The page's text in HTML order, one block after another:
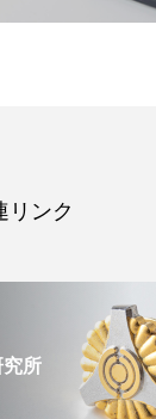
リンク
所